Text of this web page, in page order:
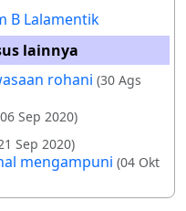
B Lalamentik
lainnya
rohani (30 Ags
Sep 2020)
Sep 2020)
mengampuni (04 Okt